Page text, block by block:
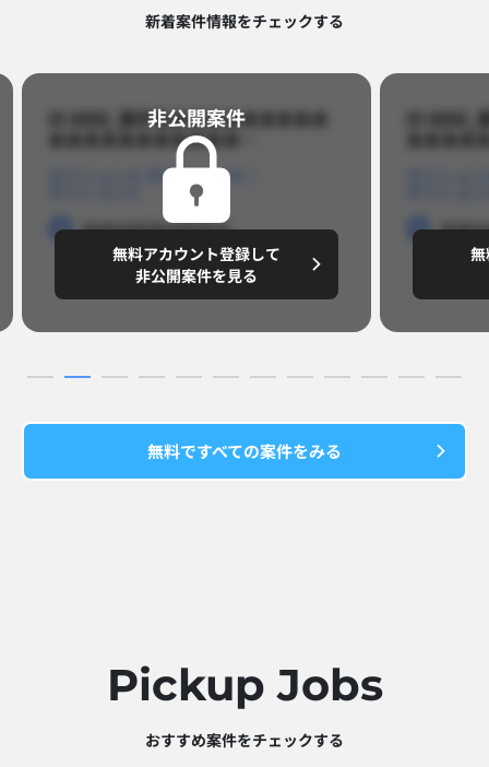
新着案件情報をチェックする​
ID 8888_案件名あああああああああ
あああああああああああ…​
ポジションB
勤務地勤務地勤務地
～8,888,8888円/月
非公開案件​
無料アカウント登録して
非公開案件を見る
ID
勤務地
無料ですべての案件をみる
Pickup Jobs​
おすすめ案件をチェックする